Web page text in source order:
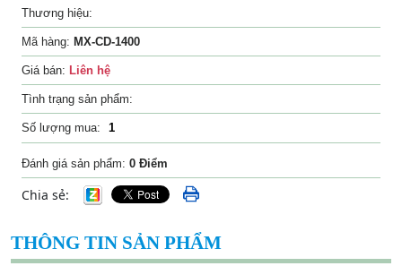
Thương hiệu:
Mã hàng: MX-CD-1400
Giá bán: Liên hệ
Tình trạng sản phẩm:
Số lượng mua:
Đánh giá sản phẩm: 0 Điểm
Chia sẻ:
THÔNG TIN SẢN PHẨM